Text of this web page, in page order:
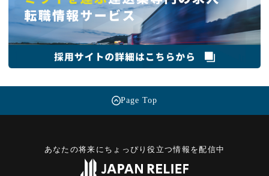
Page Top
あなたの将来にちょっぴり役立つ情報を配信中